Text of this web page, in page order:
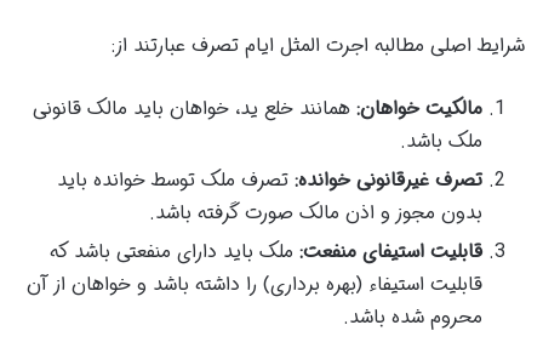
شرایط اصلی مطالبه اجرت المثل ایام تصرف عبارتند از:
مالکیت خواهان: همانند خلع ید، خواهان باید مالک قانونی
ملک باشد.
تصرف غیرقانونی خوانده: تصرف ملک توسط خوانده باید
بدون مجوز و اذن مالک صورت گرفته باشد.
قابلیت استیفای منفعت: ملک باید دارای منفعتی باشد که
قابلیت استیفاء (بهره برداری) را داشته باشد و خواهان از آن
محروم شده باشد.